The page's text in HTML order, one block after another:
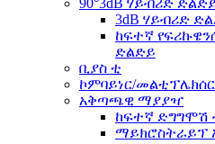
3dB ሃይብሪድ
ከፍተኛ
ድልድይ
ቢያስ ቲ
ኮምባይነር/መልቲፕሌክሰር
አቅጣጫዊ ማያያዣ
ከፍተኛ ድግግሞሽ
ማይክሮስትራይፕ